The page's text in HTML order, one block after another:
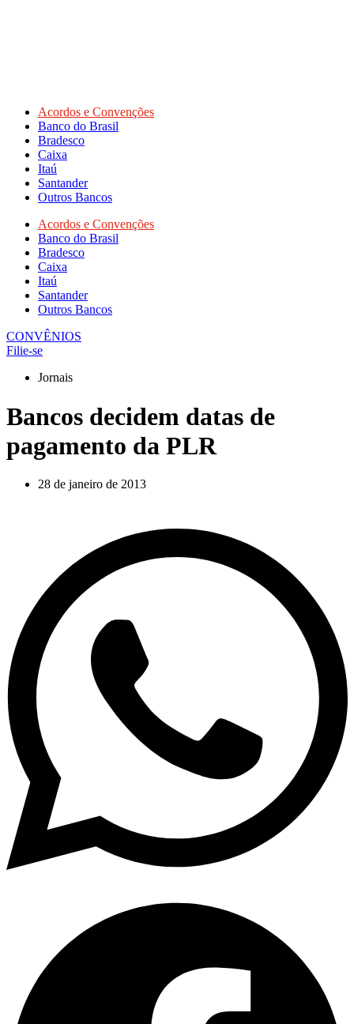
Acordos e Convenções
Banco do Brasil
Bradesco
Caixa
Itaú
Santander
Outros Bancos
Acordos e Convenções
Banco do Brasil
Bradesco
Caixa
Itaú
Santander
Outros Bancos
CONVÊNIOS
Filie-se
Jornais
Bancos decidem datas de
pagamento da PLR
28 de janeiro de 2013